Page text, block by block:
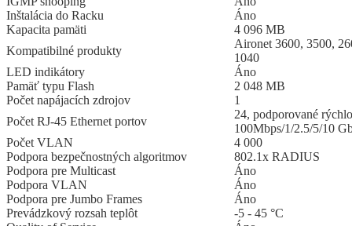
Inštalácia do Racku
Áno
Kapacita pamäti
4 096 MB
Kompatibilné produkty
Aironet 3600, 3500,
1040
LED indikátory
Áno
Pamäť typu Flash
2 048 MB
Počet napájacích zdrojov
1
Počet RJ-45 Ethernet portov
24, podporované
100Mbps/1/2.5/5/10
Počet VLAN
4 000
Podpora bezpečnostných algoritmov
802.1x RADIUS
Podpora pre Multicast
Áno
Podpora VLAN
Áno
Podpora pre Jumbo Frames
Áno
Prevádzkový rozsah teplôt
-5 - 45 °C